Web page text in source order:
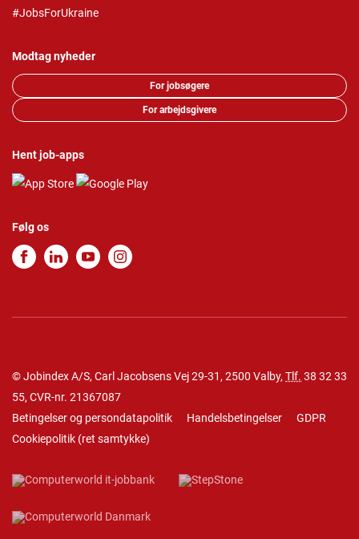
#JobsForUkraine
Modtag nyheder
For jobsøgere
For arbejdsgivere
Hent job-apps
Følg os
© Jobindex A/S, Carl Jacobsens Vej 29-31, 2500 Valby, Tlf. 38 32 33
55, CVR-nr. 21367087
Betingelser og persondatapolitik
Handelsbetingelser
GDPR
Cookiepolitik (ret samtykke)